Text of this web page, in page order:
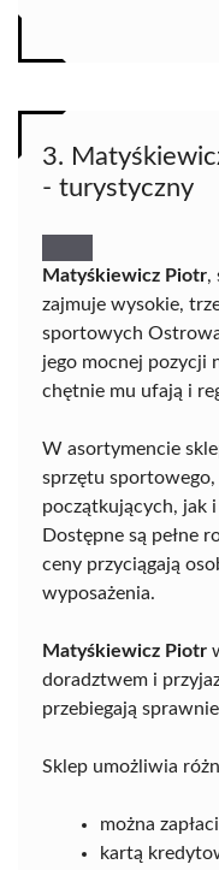
3.
- turystyczny
Matyśkiewicz Piotr,
zajmuje wysokie,
sportowych
jego mocnej pozycji
chętnie mu ufają i
W asortymencie
sprzętu
początkujących, jak
Dostępne są pełne
ceny przyciągają
wyposażenia.
Matyśkiewicz Piotr
doradztwem i
przebiegają
Sklep umożliwia
można
kartą